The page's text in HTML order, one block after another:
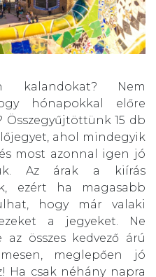
kalandokat? Nem
hónapokkal előre
Összegyűjtöttünk 15 db
ahol mindegyik
most azonnal igen jó
Az árak a kiírás
ezért ha magasabb
hogy már valaki
a jegyeket. Ne
összes kedvező árú
meglepően jó
Ha csak néhány napra